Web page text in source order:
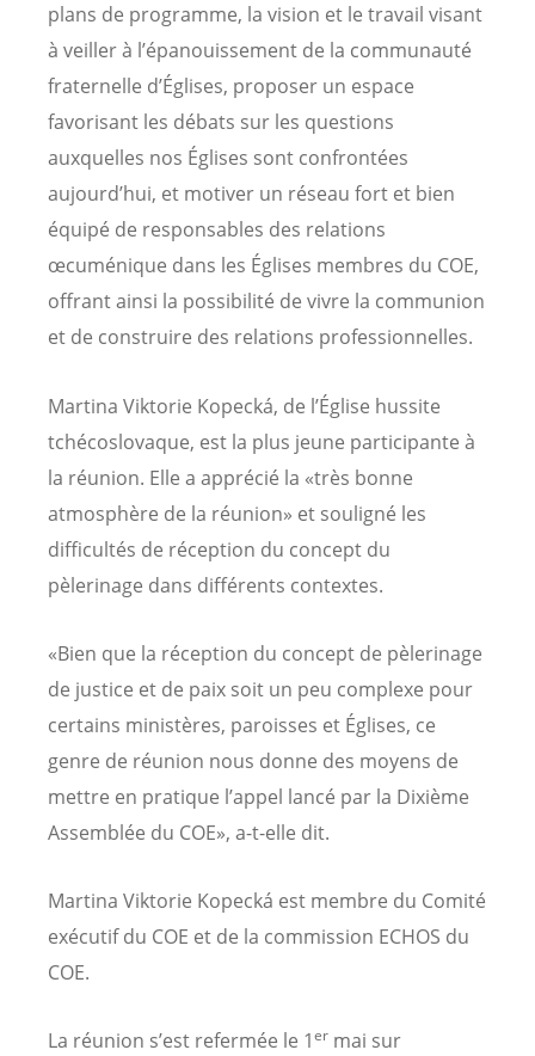
plans de programme, la vision et le travail visant
à veiller à l’épanouissement de la communauté
fraternelle d’Églises, proposer un espace
favorisant les débats sur les questions
auxquelles nos Églises sont confrontées
aujourd’hui, et motiver un réseau fort et bien
équipé de responsables des relations
œcuménique dans les Églises membres du COE,
offrant ainsi la possibilité de vivre la communion
et de construire des relations professionnelles.
Martina Viktorie Kopecká, de l’Église hussite
tchécoslovaque, est la plus jeune participante à
la réunion. Elle a apprécié la «très bonne
atmosphère de la réunion» et souligné les
difficultés de réception du concept du
pèlerinage dans différents contextes.
«Bien que la réception du concept de pèlerinage
de justice et de paix soit un peu complexe pour
certains ministères, paroisses et Églises, ce
genre de réunion nous donne des moyens de
mettre en pratique l’appel lancé par la Dixième
Assemblée du COE», a-t-elle dit.
Martina Viktorie Kopecká est membre du Comité
exécutif du COE et de la commission ECHOS du
COE.
La réunion s’est refermée le 1er mai sur